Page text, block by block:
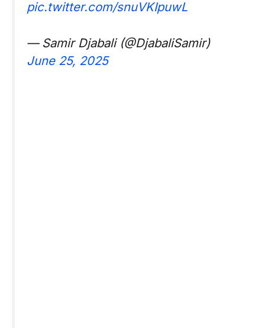
pic.twitter.com/snuVKIpuwL
— Samir Djabali (@DjabaliSamir)
June 25, 2025